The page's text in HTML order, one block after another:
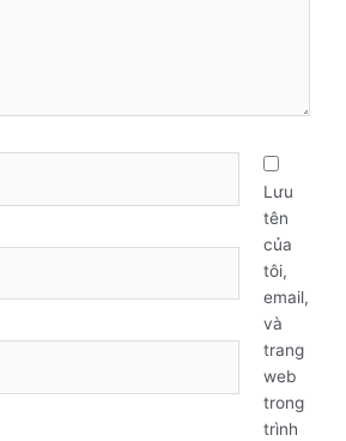
Lưu
tên
của
tôi,
email,
và
trang
web
trong
trình